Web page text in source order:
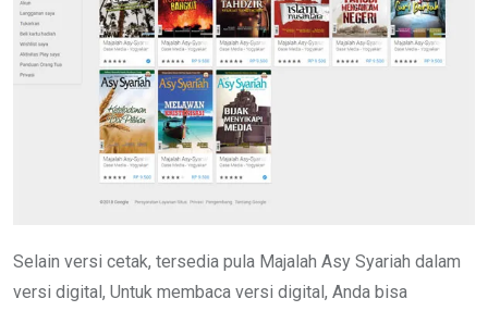
Selain versi cetak, tersedia pula Majalah Asy Syariah dalam
versi digital, Untuk membaca versi digital, Anda bisa